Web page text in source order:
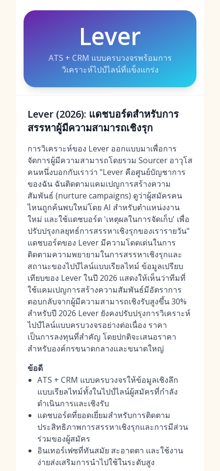
Lever
ATS + CRM แบบครบวงจรพร้อมการ
วิเคราะห์ไปป์ไลน์ที่แข็งแกร่ง
Lever (2026): แดชบอร์ดสำหรับการ
สรรหาผู้มีความสามารถเชิงรุก
การวิเคราะห์ของ Lever ออกแบบมาเพื่อการ
จัดการผู้มีความสามารถโดยรวม Sourcer อาวุโส
คนหนึ่งบอกกับเราว่า "Lever คือศูนย์บัญชาการ
ของฉัน ฉันติดตามแคมเปญการสร้างความ
สัมพันธ์ (nurture campaigns) ดูว่าผู้สมัครคน
ไหนถูกค้นพบใหม่โดย AI สำหรับตำแหน่งงาน
ใหม่ และใช้แดชบอร์ด 'เหตุผลในการจัดเก็บ' เพื่อ
ปรับปรุงกลยุทธ์การสรรหาเชิงรุกของเรารายวัน"
แดชบอร์ดของ Lever มีความโดดเด่นในการ
ติดตามความพยายามในการสรรหาเชิงรุกและ
สถานะของไปป์ไลน์แบบเรียลไทม์ ข้อมูลเปรียบ
เทียบของ Lever ในปี 2026 แสดงให้เห็นว่าทีมที่
ใช้แคมเปญการสร้างความสัมพันธ์มีอัตราการ
ตอบกลับจากผู้มีความสามารถเชิงรับสูงขึ้น 30%
สำหรับปี 2026 Lever ยังคงปรับปรุงการวิเคราะห์
ไปป์ไลน์แบบครบวงจรอย่างต่อเนื่อง ราคา
เป็นการลงทุนที่สำคัญ โดยปกติจะเสนอราคา
สำหรับองค์กรขนาดกลางและขนาดใหญ่
ข้อดี
ATS + CRM แบบครบวงจรให้ข้อมูลเชิงลึก
แบบเรียลไทม์ทั้งในไปป์ไลน์ผู้สมัครที่กำลัง
ดำเนินการและเชิงรับ
แดชบอร์ดที่ยอดเยี่ยมสำหรับการติดตาม
ประสิทธิภาพการสรรหาเชิงรุกและการมีส่วน
ร่วมของผู้สมัคร
อินเทอร์เฟซที่ทันสมัย สะอาดตา และใช้งาน
ง่ายส่งเสริมการนำไปใช้ในระดับสูง